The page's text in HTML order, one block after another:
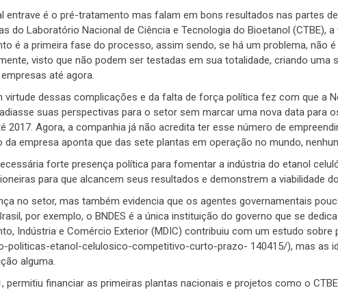
entrave é o pré-tratamento mas falam em bons resultados nas partes
do Laboratório Nacional de Ciência e Tecnologia do Bioetanol (CTBE),
é a primeira fase do processo, assim sendo, se há um problema, não
visto que não podem ser testadas em sua totalidade, criando uma
até agora.
virtude dessas complicações e da falta de força política fez com que a
suas perspectivas para o setor sem marcar uma nova data para
2017. Agora, a companhia já não acredita ter esse número de
da empresa aponta que das sete plantas em operação no mundo,
forte presença política para fomentar a indústria do etanol
para que alcancem seus resultados e demonstrem a viabilidade
no setor, mas também evidencia que os agentes governamentais
por exemplo, o BNDES é a única instituição do governo que se
Indústria e Comércio Exterior (MDIC) contribuiu com um estudo
politicas-etanol-celulosico-competitivo-curto-prazo- 140415/), mas as
alguma.
permitiu financiar as primeiras plantas nacionais e projetos como o